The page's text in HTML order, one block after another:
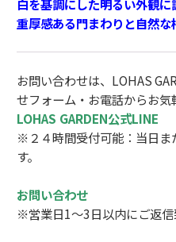
白を基調にした明るい外観
重厚感ある門まわりと自然
お問い合わせは、LOHAS
せフォーム・お電話からお気
LOHAS GARDEN公式LINE
※２４時間受付可能：当日ま
す。
お問い合わせ
※営業日1～3日以内にご返信